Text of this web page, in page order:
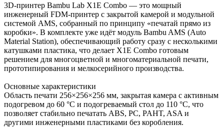
3D‑принтер Bambu Lab X1E Combo — это мощный
инженерный FDM‑принтер с закрытой камерой и модульной
системой AMS, собранный по принципу «печатай прямо из
коробки». В комплекте уже идёт модуль Bambu AMS (Auto
Material Station), обеспечивающий работу сразу с несколькими
катушками пластика, что делает X1E Combo готовым
решением для многоцветной и многоматериальной печати,
прототипирования и мелкосерийного производства.
Основные характеристики
Область печати 256×256×256 мм, закрытая камера с активным
подогревом до 60 °C и подогреваемый стол до 110 °C, что
позволяет стабильно печатать ABS, PC, PAHT, ASA и
другими инженерными пластиками без коробления.